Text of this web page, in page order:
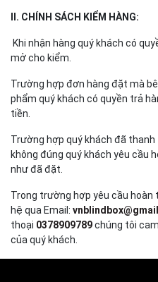
II. CHÍNH SÁCH KIỂM HÀNG:
Khi nhận hàng quý khách có
mở cho kiểm.
Trường hợp đơn hàng đặt mà
phẩm quý khách có quyền trả
tiền.
Trường hợp quý khách đã
không đúng quý khách yêu cầu
như đã đặt.
Trong trường hợp yêu cầu hoàn
hệ qua Email:
thoại 0378909789chúng tôi
của quý khách.